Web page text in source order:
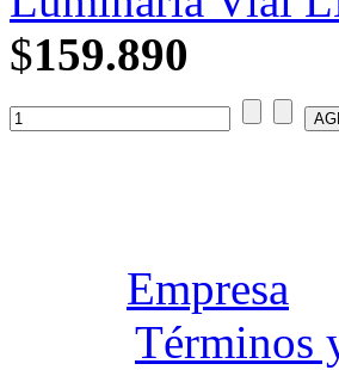
$159.890
Empresa
Términos